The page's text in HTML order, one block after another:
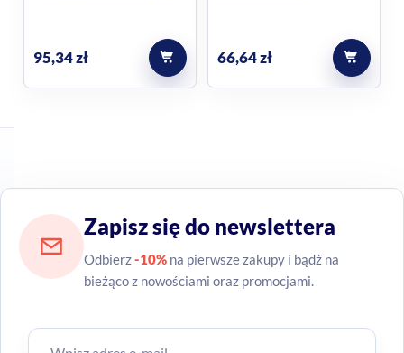
95,34zł 66,64zł
Zapisz się do newslettera
Odbierz-10% na pierwsze zakupy i bądź na
bieżąco z nowościami oraz promocjami.